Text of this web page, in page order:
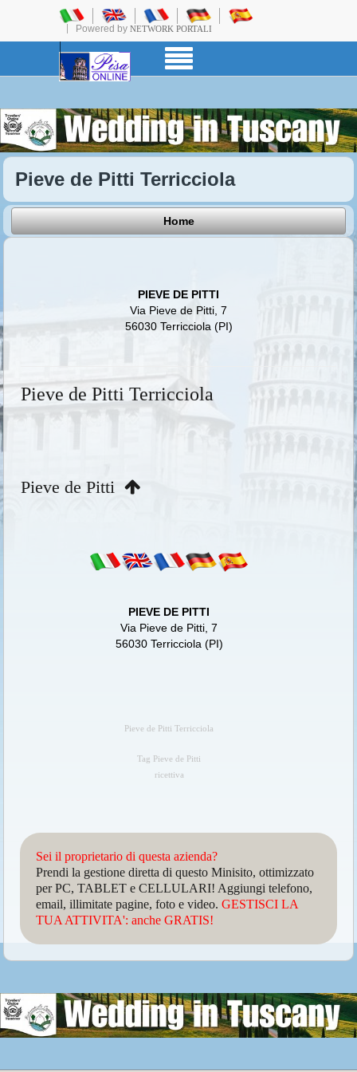
Powered by NETWORK PORTALI
Pieve de Pitti Terricciola
Home
PIEVE DE PITTI
Via Pieve de Pitti, 7
56030 Terricciola (PI)
Pieve de Pitti Terricciola
Pieve de Pitti
PIEVE DE PITTI
Via Pieve de Pitti, 7
56030 Terricciola (PI)
Pieve de Pitti Terricciola
Tag Pieve de Pitti
ricettiva
Sei il proprietario di questa azienda?
Prendi la gestione diretta di questo Minisito, ottimizzato
per PC, TABLET e CELLULARI! Aggiungi telefono,
email, illimitate pagine, foto e video.GESTISCI LA
TUA ATTIVITA': anche GRATIS!